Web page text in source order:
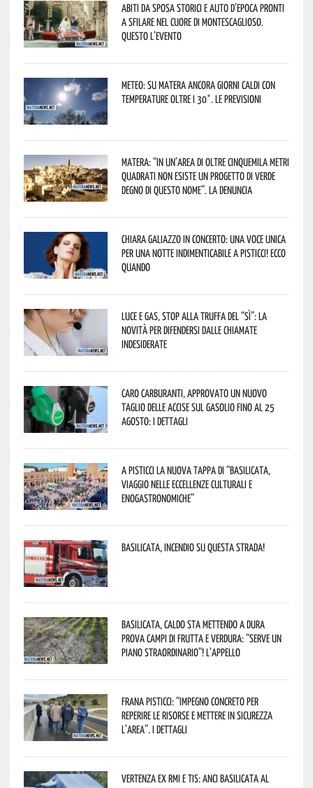
Abiti da sposa storici e auto d’epoca pronti
a sfilare nel cuore di Montescaglioso.
Questo l’evento
Meteo: su Matera ancora giorni caldi con
temperature oltre i 30°. Le previsioni
Matera: “In un’area di oltre cinquemila metri
quadrati non esiste un progetto di verde
degno di questo nome”. La denuncia
Chiara Galiazzo in concerto: una voce unica
per una notte indimenticabile a Pisticci! Ecco
quando
Luce e gas, stop alla truffa del “Sì”: la
novità per difendersi dalle chiamate
indesiderate
Caro carburanti, approvato un nuovo
taglio delle accise sul gasolio fino al 25
agosto: i dettagli
A Pisticci la nuova tappa di “Basilicata,
viaggio nelle eccellenze culturali e
enogastronomiche”
Basilicata, incendio su questa strada!
Basilicata, caldo sta mettendo a dura
prova campi di frutta e verdura: “Serve un
piano straordinario”! L’appello
Frana Pisticci: “Impegno concreto per
reperire le risorse e mettere in sicurezza
l’area”. I dettagli
Vertenza ex RMI e TIS: ANCI Basilicata al